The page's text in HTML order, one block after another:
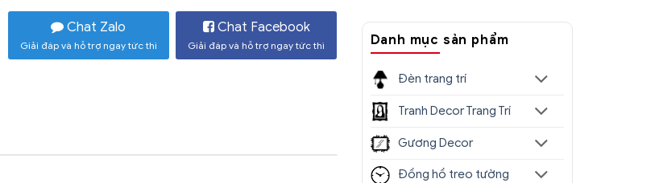
Chat Zalo
Giải đáp và hỗ trợ ngay tức thì
Chat Facebook
Giải đáp và hỗ trợ ngay tức thì Danh mục sản phẩm
Đèn trang trí
Tranh Decor Trang Trí
Gương Decor
Đồng hồ treo tường